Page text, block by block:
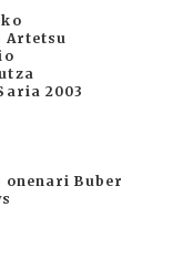
Artetsu
2003
onenari Buber